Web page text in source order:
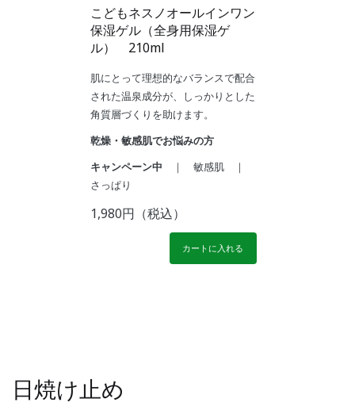
こどもネスノオールインワン
保湿ゲル（全身用保湿ゲ
ル） 210ml
肌にとって理想的なバランスで配合
された温泉成分が、しっかりとした
角質層づくりを助けます。
乾燥・敏感肌でお悩みの方
キャンペーン中 ｜ 敏感肌 ｜
さっぱり
1,980円（税込）
カートに入れる
日焼け止め